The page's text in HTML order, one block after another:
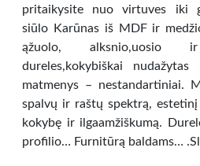
pritaikysite nuo virtuves iki
siūlo Karūnas iš MDF ir
ąžuolo, alksnio,uosio
dureles,kokybiškai
matmenys – nestandartiniai.
spalvų ir raštų spektrą,
kokybę ir ilgaamžiškumą.
profilio… Furnitūrą baldams…